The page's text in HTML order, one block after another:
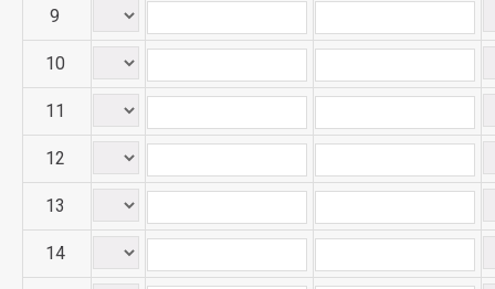
9
10
11
12
13
14